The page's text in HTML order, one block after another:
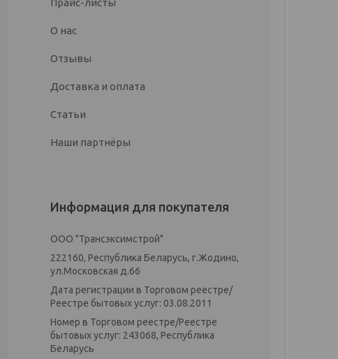
Прайс-листы
О нас
Отзывы
Доставка и оплата
Статьи
Наши партнёры
Информация для покупателя
ООО "Трансэксимстрой"
222160, Республика Беларусь, г.Жодино,
ул.Московская д.66
Дата регистрации в Торговом реестре/
Реестре бытовых услуг: 03.08.2011
Номер в Торговом реестре/Реестре
бытовых услуг: 243068, Республика
Беларусь